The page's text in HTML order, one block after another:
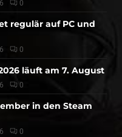
0
regulär auf PC und
0
läuft am 7. August
0
in den Steam
0